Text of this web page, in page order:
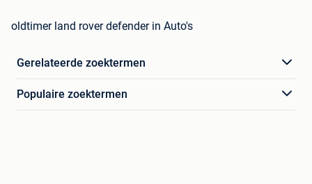
oldtimer land rover defender in Auto's
Gerelateerde zoektermen
Populaire zoektermen